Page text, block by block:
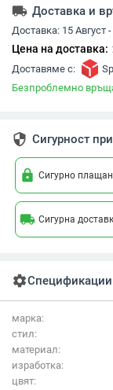
local_shipping Доставка и
Доставка: 15 Август
Цена на доставка:
Доставяме с:
Безпроблемно
security Сигурност
lock Сигурно
local_shipping Сигурна
settingsСпецификации
марка:
стил:
материал:
изработка:
цвят: